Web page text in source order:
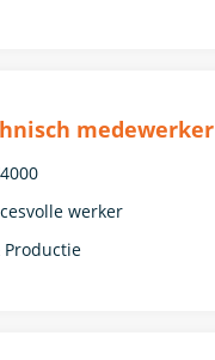
medewerker
werker